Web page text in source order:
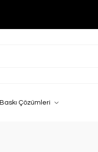
Baskı Çözümleri